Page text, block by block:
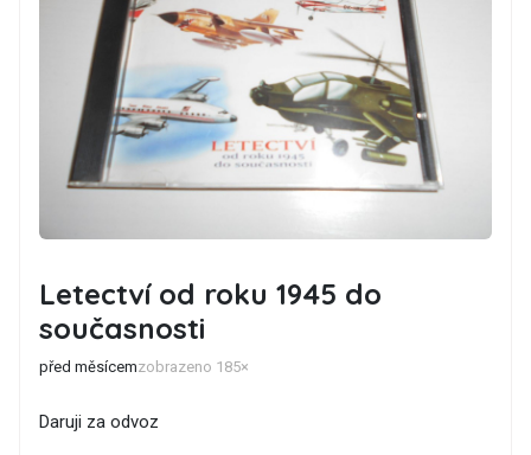
Letectví od roku 1945 do
současnosti
před měsícemzobrazeno 185×
Daruji za odvoz